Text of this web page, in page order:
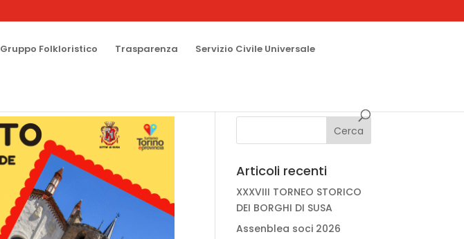
Gruppo Folkloristico Trasparenza Servizio Civile Universale
Articoli recenti
XXXVIII TORNEO STORICO
DEI BORGHI DI SUSA
Assenblea soci 2026